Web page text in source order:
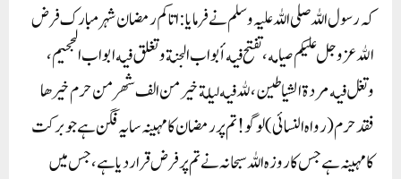
کہ رسول اللہ صلی اللہ علیہ وسلم نے فرمایا: اتاکم رمضان شہر مبارک فرض
الله عزوجل عليكم صيامه، تفتح فيه أبواب الجنة وتغلق فيه ابواب الجحيم،
وتغل فيه مردة الشياطين ،لله فيه ليلة خير من الف شهر من حرم خيرها
فقد حرم (رواہ النسائی) لوگو! تم پر رمضان کا مہینہ سایہ فگن ہے جو برکت
کا مہینہ ہے جس کا روزہ اللہ سبحانہ نے تم پر فرض قرار دیا ہے، جس میں